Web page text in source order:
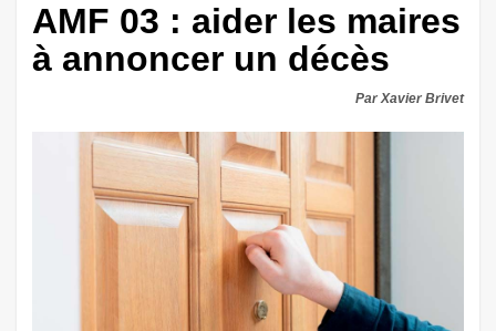
AMF 03 : aider les maires
à annoncer un décès
Par Xavier Brivet